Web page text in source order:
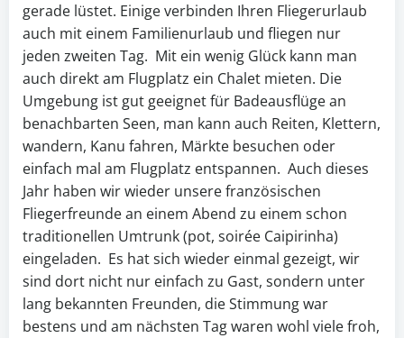
gerade lüstet. Einige verbinden Ihren Fliegerurlaub
auch mit einem Familienurlaub und fliegen nur
jeden zweiten Tag. Mit ein wenig Glück kann man
auch direkt am Flugplatz ein Chalet mieten. Die
Umgebung ist gut geeignet für Badeausflüge an
benachbarten Seen, man kann auch Reiten, Klettern,
wandern, Kanu fahren, Märkte besuchen oder
einfach mal am Flugplatz entspannen. Auch dieses
Jahr haben wir wieder unsere französischen
Fliegerfreunde an einem Abend zu einem schon
traditionellen Umtrunk (pot, soirée Caipirinha)
eingeladen. Es hat sich wieder einmal gezeigt, wir
sind dort nicht nur einfach zu Gast, sondern unter
lang bekannten Freunden, die Stimmung war
bestens und am nächsten Tag waren wohl viele froh,